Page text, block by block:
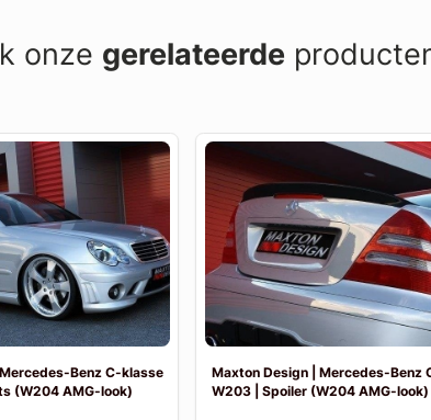
onze gerelateerde
Benz C-klasse
(W204 AMG-look)
Maxton Design | Mercedes-Benz
W203 | Spoiler (W204 AMG-look)